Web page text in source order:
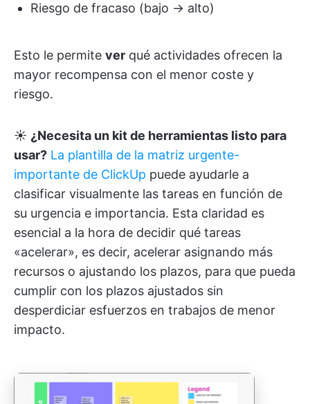
Riesgo de fracaso (bajo → alto)
Esto le permite ver qué actividades ofrecen la
mayor recompensa con el menor coste y
riesgo.
☀️ ¿Necesita un kit de herramientas listo para
usar? La plantilla de la matriz urgente-
importante de ClickUp puede ayudarle a
clasificar visualmente las tareas en función de
su urgencia e importancia. Esta claridad es
esencial a la hora de decidir qué tareas
«acelerar», es decir, acelerar asignando más
recursos o ajustando los plazos, para que pueda
cumplir con los plazos ajustados sin
desperdiciar esfuerzos en trabajos de menor
impacto.